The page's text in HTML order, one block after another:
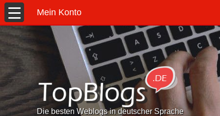
Mein Konto
Die besten Weblogs in deutscher Sprache